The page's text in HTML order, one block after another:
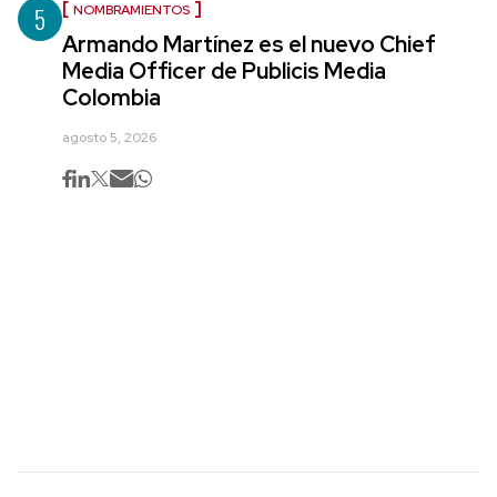
5 NOMBRAMIENTOS
Armando Martínez es el nuevo Chief
Media Officer de Publicis Media
Colombia
agosto 5, 2026